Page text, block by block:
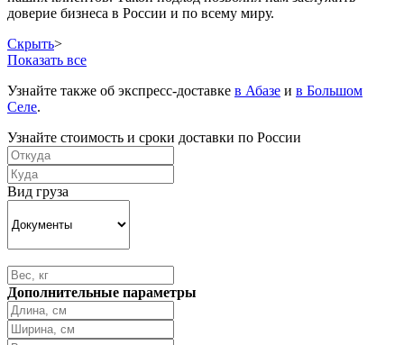
доверие бизнеса в России и по всему миру.
Скрыть>
Показать все
Узнайте также об экспресс-доставке в Абазе и в Большом
Селе.
Узнайте стоимость и сроки доставки по России
Вид груза
Дополнительные параметры